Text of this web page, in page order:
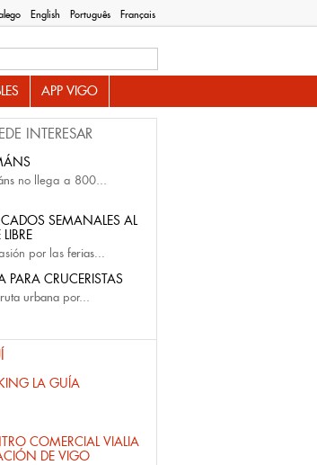
English Português Français
APP VIGO
INTERESAR
no llega a 800...
SEMANALES AL
por las ferias...
PARA CRUCERISTAS
ruta urbana por...
LA GUÍA
COMERCIAL VIALIA
DE VIGO